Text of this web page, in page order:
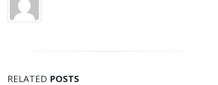
RELATED POSTS